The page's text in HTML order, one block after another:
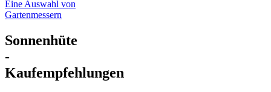
Eine Auswahl von
Gartenmessern
Sonnenhüte
-
Kaufempfehlungen